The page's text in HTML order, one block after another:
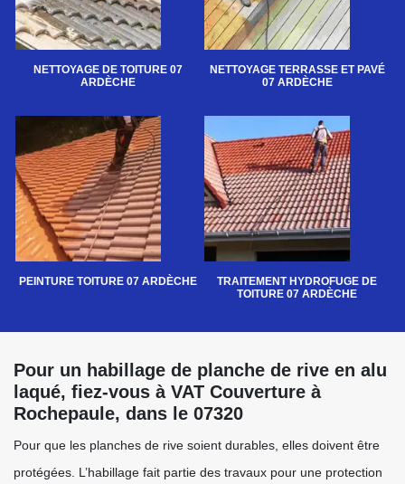
NETTOYAGE DE TOITURE 07
ARDÈCHE
NETTOYAGE TERRASSE ET PAVÉ
07 ARDÈCHE
PEINTURE TOITURE 07 ARDÈCHE
TRAITEMENT HYDROFUGE DE
TOITURE 07 ARDÈCHE
Pour un habillage de planche de rive en alu
laqué, fiez-vous à VAT Couverture à
Rochepaule, dans le 07320
Pour que les planches de rive soient durables, elles doivent être
protégées. L’habillage fait partie des travaux pour une protection